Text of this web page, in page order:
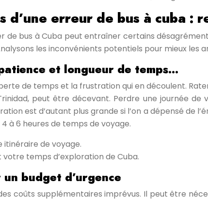
d’une erreur de bus à cuba :
bus à Cuba peut entraîner certains
les inconvénients potentiels pour mieux
et longueur de temps…
de temps et la frustration qui en découlent.
peut être décevant. Perdre une journée
est d’autant plus grande si l’on a dépensé de
à 6 heures de temps de voyage.
de voyage.
temps d’exploration de Cuba.
budget d’urgence
coûts supplémentaires imprévus. Il peut être